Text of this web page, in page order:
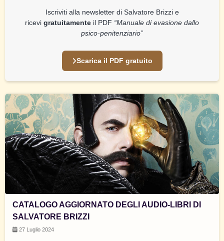
Iscriviti alla newsletter di Salvatore Brizzi e
ricevi gratuitamente il PDF “Manuale di evasione dallo
psico-penitenziario”
Scarica il PDF gratuito
CATALOGO AGGIORNATO DEGLI AUDIO-LIBRI DI
SALVATORE BRIZZI
27 Luglio 2024